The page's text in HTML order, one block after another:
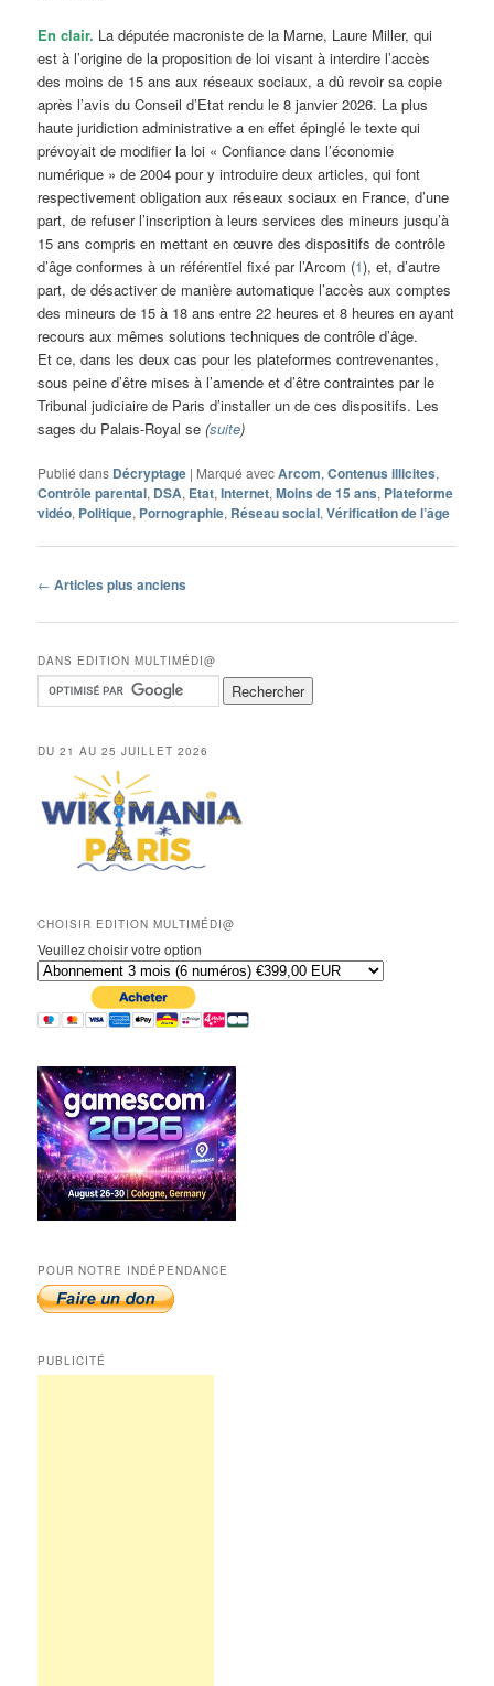
En clair. La députée macroniste de la Marne, Laure Miller, qui
est à l’origine de la proposition de loi visant à interdire l’accès
des moins de 15 ans aux réseaux sociaux, a dû revoir sa copie
après l’avis du Conseil d’Etat rendu le 8 janvier 2026. La plus
haute juridiction administrative a en effet épinglé le texte qui
prévoyait de modifier la loi « Confiance dans l’économie
numérique » de 2004 pour y introduire deux articles, qui font
respectivement obligation aux réseaux sociaux en France, d’une
part, de refuser l’inscription à leurs services des mineurs jusqu’à
15 ans compris en mettant en œuvre des dispositifs de contrôle
d’âge conformes à un référentiel fixé par l’Arcom (1), et, d’autre
part, de désactiver de manière automatique l’accès aux comptes
des mineurs de 15 à 18 ans entre 22 heures et 8 heures en ayant
recours aux mêmes solutions techniques de contrôle d’âge.
Et ce, dans les deux cas pour les plateformes contrevenantes,
sous peine d’être mises à l’amende et d’être contraintes par le
Tribunal judiciaire de Paris d’installer un de ces dispositifs. Les
sages du Palais-Royal se(suite)
Publié dans Décryptage | Marqué avecArcom,Contenus illicites,
Contrôle parental, DSA, Etat,Internet,Moins de 15 ans, Plateforme
vidéo, Politique, Pornographie, Réseau social,Vérification de l’âge
Navigation
articles
← Articles plus anciens
DANS EDITION MULTIMÉDI@
DU 21 AU 25 JUILLET 2026
CHOISIR EDITION MULTIMÉDI@
Veuillez choisir votre option
POUR NOTRE INDÉPENDANCE
PUBLICITÉ